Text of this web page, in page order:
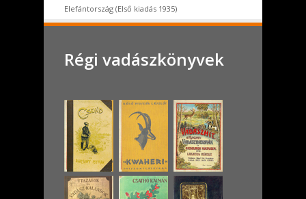
Elefántország (Első kiadás 1935)
Régi vadászkönyvek